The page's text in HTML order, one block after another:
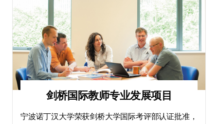
剑桥国际教师专业发展项目
宁波诺丁汉大学荣获剑桥大学国际考评部认证批准，